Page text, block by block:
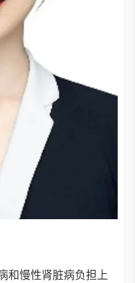
和慢性肾脏病负担上